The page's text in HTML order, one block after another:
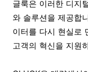
글룩은 이러한 디지
와 솔루션을 제공합
이터를 다시 현실로
고객의 혁신을 지원